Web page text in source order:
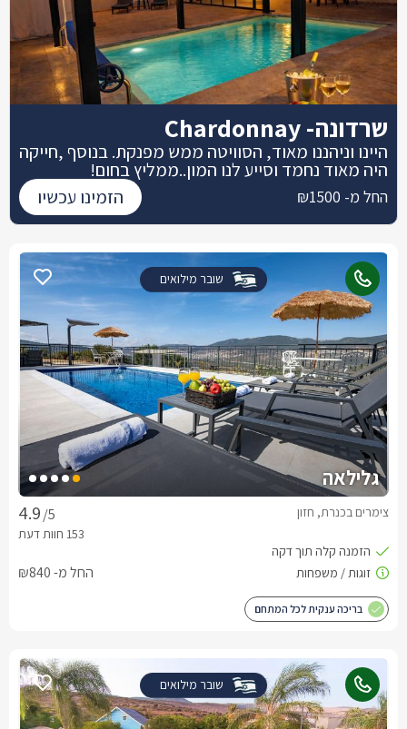
שובר מילואים
גלילאה
/5 צימרים בכנרת, חזון
החל מ- ₪840
בריכה ענקית לכל המתחם
שובר מילואים
שרדונה- Chardonnay
היינו וניהננו מאוד, הסוויטה ממש מפנקת. בנוסף ,חייקה
היה מאוד נחמד וסייע לנו המון..ממליץ בחום!
החל מ- ₪1500 הזמינו עכשיו